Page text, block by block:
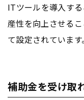
ITツールを導入す
産性を向上させる
て設定されています。
補助金を受け取